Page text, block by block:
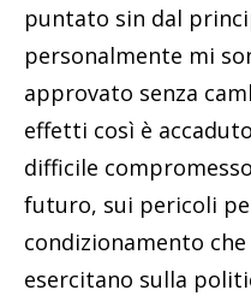
puntato sin dal
personalmente mi
approvato senza
effetti così è
difficile
futuro, sui pericoli
condizionamento
esercitano sulla